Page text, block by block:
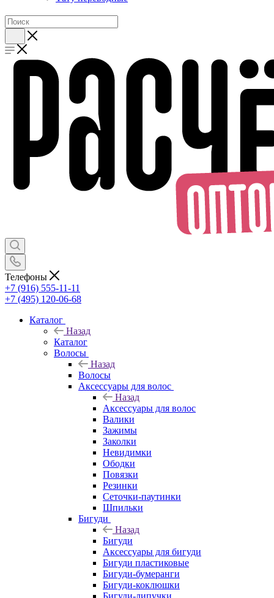
Телефоны
+7 (916) 555-11-11
+7 (495) 120-06-68
Каталог
Назад
Каталог
Волосы
Назад
Волосы
Аксессуары для волос
Назад
Аксессуары для волос
Валики
Зажимы
Заколки
Невидимки
Ободки
Повязки
Резинки
Сеточки-паутинки
Шпильки
Бигуди
Назад
Бигуди
Аксессуары для бигуди
Бигуди пластиковые
Бигуди-бумеранги
Бигуди-коклюшки
Бигуди-липучки